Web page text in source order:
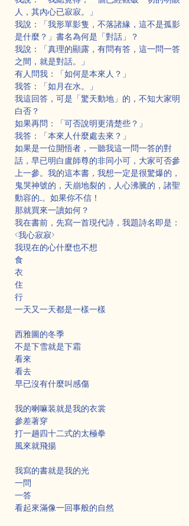
人，其內心已寂寂。」
我說：「我形單影隻，不落諸緣，這不是孤影
是什麼？」書名為何是「對話」？
我說：「真理的顯露，有問有答，這一問一答
之間，就是對話。」
有人問我：「如何是本來人？」
我答：「如月在水。」
我這回答，可是「驚天動地」的，不知大家明
白否？
如果再問：「可否說明更清楚些？」
我答：「本來人什麼處去來？」
如果是一位開悟者，一聽我這一問一答的對
話，早已明白盧師尊的非同小可，大家可否參
上一參。我的這本書，我想一定是很驚爆的，
鬼哭神號的，天崩地裂的，人心沸騰的，諸聖
動容的....。如果你不信！
那就買來一讀如何？
我在書前，先寫一首現代詩，我題詩名即是：
<我心寂寂>
我現在的心什麼也不想
食
衣
住
行
一天又一天都是一樣一樣
西雅圖的冬季
不是下雪就是下霜
看來
看去
早已沒有什麼叫感傷
我的喇嘛装就是我的衣裳
參差著穿
打一趟四十二式的太極拳
風來就飛揚
我寫的書就是我的光
一問
一答
看起來滿像一回事般的自然